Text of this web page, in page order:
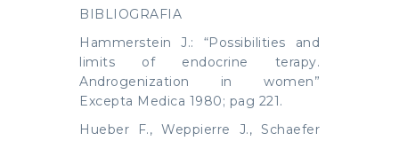
BIBLIOGRAFIA
Hammerstein J.: “Possibilities and
limits of endocrine terapy.
Androgenization in women”
Excepta Medica 1980; pag 221.
Hueber F., Weppierre J., Schaefer